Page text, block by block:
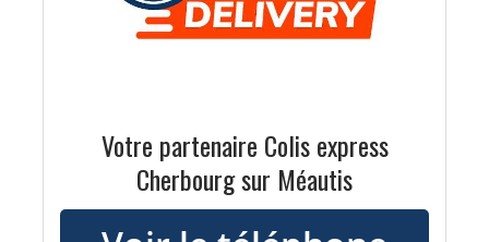
Votre partenaire Colis express
Cherbourg sur Méautis